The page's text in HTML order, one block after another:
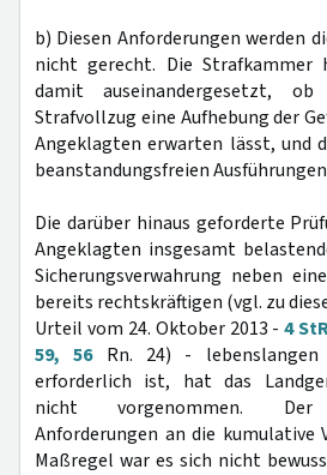
b) Diesen Anforderungen werden
nicht gerecht. Die Strafkammer
damit auseinandergesetzt,
Strafvollzug eine Aufhebung der
Angeklagten erwarten lässt, und
beanstandungsfreien
Die darüber hinaus geforderte
Angeklagten insgesamt
Sicherungsverwahrung neben
bereits rechtskräftigen (vgl. zu
Urteil vom 24. Oktober 2013 -4
59, 56Rn. 24) - lebenslangen
erforderlich ist, hat das
nicht vorgenommen. Der
Anforderungen an die kumulative
Maßregel war es sich nicht